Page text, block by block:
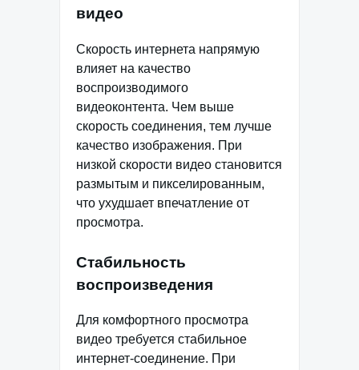
видео
Скорость интернета напрямую
влияет на качество
воспроизводимого
видеоконтента. Чем выше
скорость соединения, тем лучше
качество изображения. При
низкой скорости видео становится
размытым и пикселированным,
что ухудшает впечатление от
просмотра.
Стабильность
воспроизведения
Для комфортного просмотра
видео требуется стабильное
интернет-соединение. При